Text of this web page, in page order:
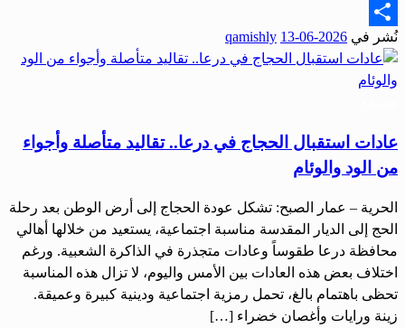
Email
Share
نُشر في 2026-06-13
qamishly
عادات استقبال الحجاج في درعا.. تقاليد متأصلة وأجواء
من الود والوئام
الحرية – عمار الصبح: تشكل عودة الحجاج إلى أرض الوطن بعد رحلة
الحج إلى الديار المقدسة مناسبة اجتماعية، يستعيد من خلالها أهالي
محافظة درعا طقوساً وعادات متجذرة في الذاكرة الشعبية. ورغم
اختلاف بعض هذه العادات بين الأمس واليوم، لا تزال هذه المناسبة
تحظى باهتمام بالغ، تحمل رمزية اجتماعية ودينية كبيرة وعميقة.
زينة ورايات وأغصان خضراء […]